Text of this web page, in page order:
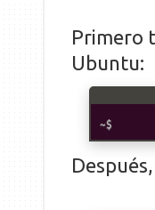
Primero
Ubuntu: